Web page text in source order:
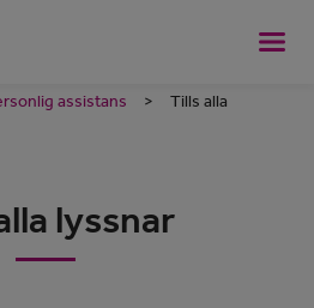
assistans >
Tills alla
lyssnar